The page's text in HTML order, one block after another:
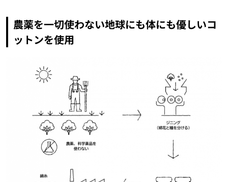
農薬を一切使わない地球にも体にも優しいコ
ットンを使用